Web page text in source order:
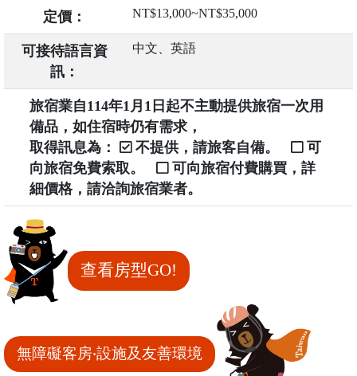
定價： NT$13,000~NT$35,000
可接待語言資
訊：
中文、英語
旅宿業自114年1月1日起不主動提供旅宿一次用
備品，如住宿時仍有需求，
取得訊息為：
不提供，請旅客自備。
可
向旅宿免費索取。
可向旅宿付費購買，詳
細價格，請洽詢旅宿業者。
查看房型GO!
無障礙客房‧設施及友善環境